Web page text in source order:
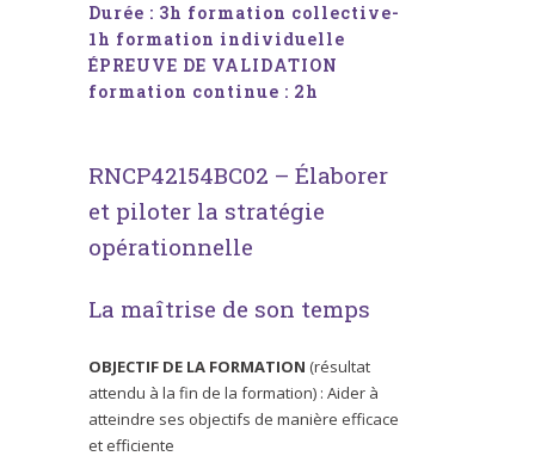
Durée : 3h formation collective-
1h formation individuelle
ÉPREUVE DE VALIDATION
formation continue : 2h
RNCP42154BC02 – Élaborer
et piloter la stratégie
opérationnelle
La maîtrise de son temps
OBJECTIF DE LA FORMATION (résultat
attendu à la fin de la formation) : Aider à
atteindre ses objectifs de manière efficace
et efficiente